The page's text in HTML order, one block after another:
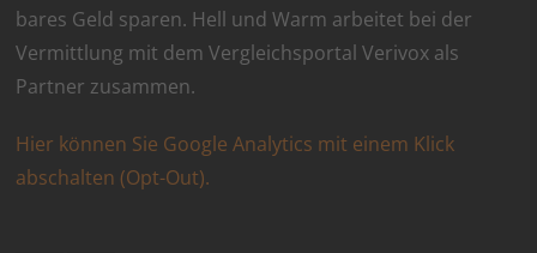
bares Geld sparen. Hell und Warm arbeitet bei der
Vermittlung mit dem Vergleichsportal Verivox als
Partner zusammen.
Hier können Sie Google Analytics mit einem Klick
abschalten (Opt-Out).